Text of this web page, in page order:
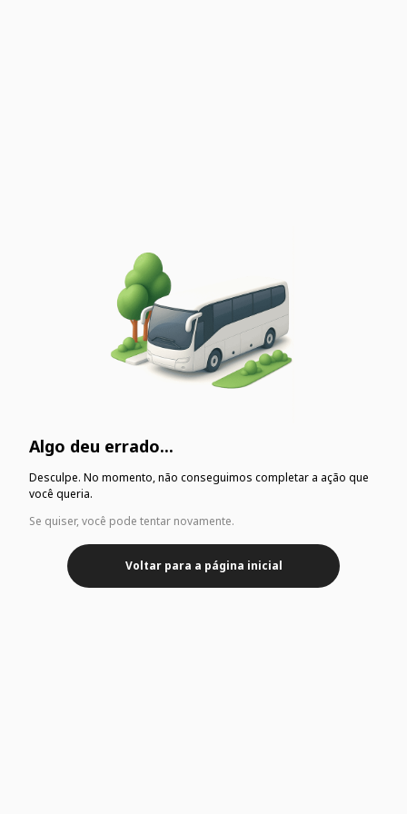
Algo deu errado...
Desculpe. No momento, não conseguimos completar a ação que
você queria.
Se quiser, você pode tentar novamente.
Voltar para a página inicial